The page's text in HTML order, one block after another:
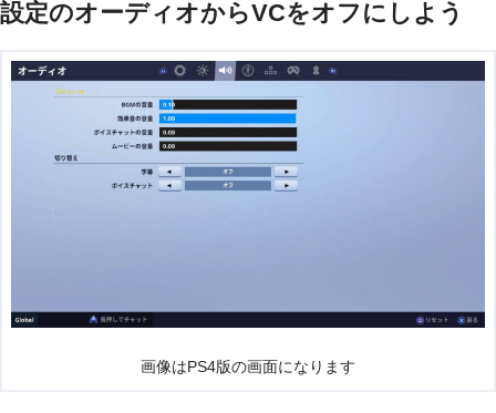
設定のオーディオからVCをオフにしよう
画像はPS4版の画面になります